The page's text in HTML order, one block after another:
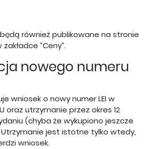
również publikowane na stronie
”Ceny”.
nowego numeru
wniosek o nowy numer LEI w
oraz utrzymanie przez okres 12
(chyba że wykupiono jeszcze
Utrzymanie jest istotne tylko wtedy,
wniosek.